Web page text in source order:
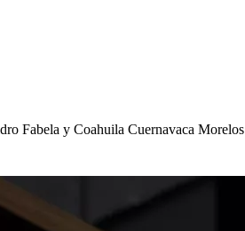
Fabela y Coahuila Cuernavaca Morelos